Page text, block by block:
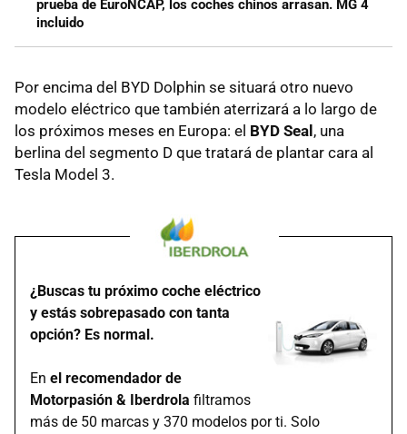
prueba de EuroNCAP, los coches chinos arrasan. MG 4
incluido
Por encima del BYD Dolphin se situará otro nuevo
modelo eléctrico que también aterrizará a lo largo de
los próximos meses en Europa: el BYD Seal , una
berlina del segmento D que tratará de plantar cara al
Tesla Model 3.
¿Buscas tu próximo coche eléctrico
y estás sobrepasado con tanta
opción? Es normal.
En el recomendador de
Motorpasión & Iberdrola filtramos
más de 50 marcas y 370 modelos por ti. Solo